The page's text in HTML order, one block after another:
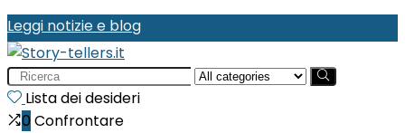
Leggi notizie e blog
Search
for:Lista dei desideri
0 Confrontare